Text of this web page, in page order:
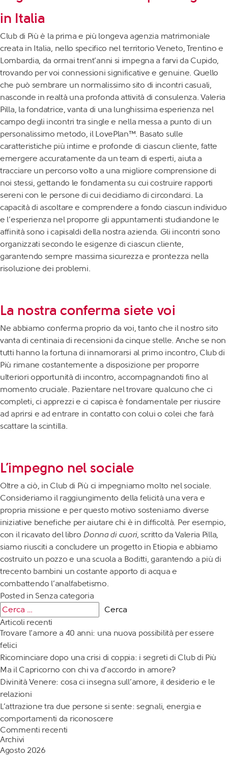
in Italia
Club di Più è la prima e più longeva agenzia matrimoniale
creata in Italia, nello specifico nel territorio Veneto, Trentino e
Lombardia, da ormai trent’anni si impegna a farvi da Cupido,
trovando per voi connessioni significative e genuine. Quello
che può sembrare un normalissimo sito di incontri casuali,
nasconde in realtà una profonda attività di consulenza. Valeria
Pilla, la fondatrice, vanta di una lunghissima esperienza nel
campo degli incontri tra single e nella messa a punto di un
personalissimo metodo, il LovePlan™. Basato sulle
caratteristiche più intime e profonde di ciascun cliente, fatte
emergere accuratamente da un team di esperti, aiuta a
tracciare un percorso volto a una migliore comprensione di
noi stessi, gettando le fondamenta su cui costruire rapporti
sereni con le persone di cui decidiamo di circondarci. La
capacità di ascoltare e comprendere a fondo ciascun individuo
e l’esperienza nel proporre gli appuntamenti studiandone le
affinità sono i capisaldi della nostra azienda. Gli incontri sono
organizzati secondo le esigenze di ciascun cliente,
garantendo sempre massima sicurezza e prontezza nella
risoluzione dei problemi.
La nostra conferma siete voi
Ne abbiamo conferma proprio da voi, tanto che il nostro sito
vanta di centinaia di recensioni da cinque stelle. Anche se non
tutti hanno la fortuna di innamorarsi al primo incontro, Club di
Più rimane costantemente a disposizione per proporre
ulteriori opportunità di incontro, accompagnandoti fino al
momento cruciale. Pazientare nel trovare qualcuno che ci
completi, ci apprezzi e ci capisca è fondamentale per riuscire
ad aprirsi e ad entrare in contatto con colui o colei che farà
scattare la scintilla.
L’impegno nel sociale
Oltre a ciò, in Club di Più ci impegniamo molto nel sociale.
Consideriamo il raggiungimento della felicità una vera e
propria missione e per questo motivo sosteniamo diverse
iniziative benefiche per aiutare chi è in difficoltà. Per esempio,
con il ricavato del libro Donna di cuori, scritto da Valeria Pilla,
siamo riusciti a concludere un progetto in Etiopia e abbiamo
costruito un pozzo e una scuola a Boditti, garantendo a più di
trecento bambini un costante apporto di acqua e
combattendo l’analfabetismo.
Posted in Senza categoria
Articoli recenti
Trovare l’amore a 40 anni: una nuova possibilità per essere
felici
Ricominciare dopo una crisi di coppia: i segreti di Club di Più
Ma il Capricorno con chi va d’accordo in amore?
Divinità Venere: cosa ci insegna sull’amore, il desiderio e le
relazioni
L’attrazione tra due persone si sente: segnali, energia e
comportamenti da riconoscere
Commenti recenti
Archivi
Agosto 2026